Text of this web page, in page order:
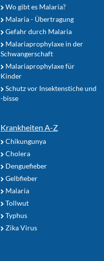
Wo gibt es Malaria?
Malaria - Übertragung
Gefahr durch Malaria
Malariaprophylaxe in der
Schwangerschaft
Malariaprophylaxe für
Kinder
Schutz vor Insektenstiche und
-bisse
Krankheiten A-Z
Chikungunya
Cholera
Denguefieber
Gelbfieber
Malaria
Tollwut
Typhus
Zika Virus